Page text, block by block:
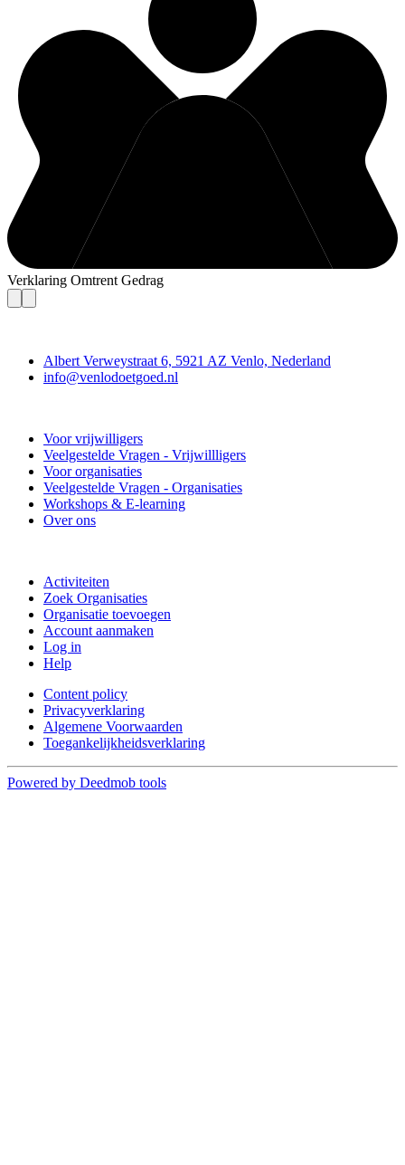
Verklaring Omtrent Gedrag
Albert Verweystraat 6, 5921 AZ Venlo, Nederland
info@venlodoetgoed.nl
Voor vrijwilligers
Veelgestelde Vragen - Vrijwillligers
Voor organisaties
Veelgestelde Vragen - Organisaties
Workshops & E-learning
Over ons
Activiteiten
Zoek Organisaties
Organisatie toevoegen
Account aanmaken
Log in
Help
Content policy
Privacyverklaring
Algemene Voorwaarden
Toegankelijkheidsverklaring
Powered by Deedmob tools